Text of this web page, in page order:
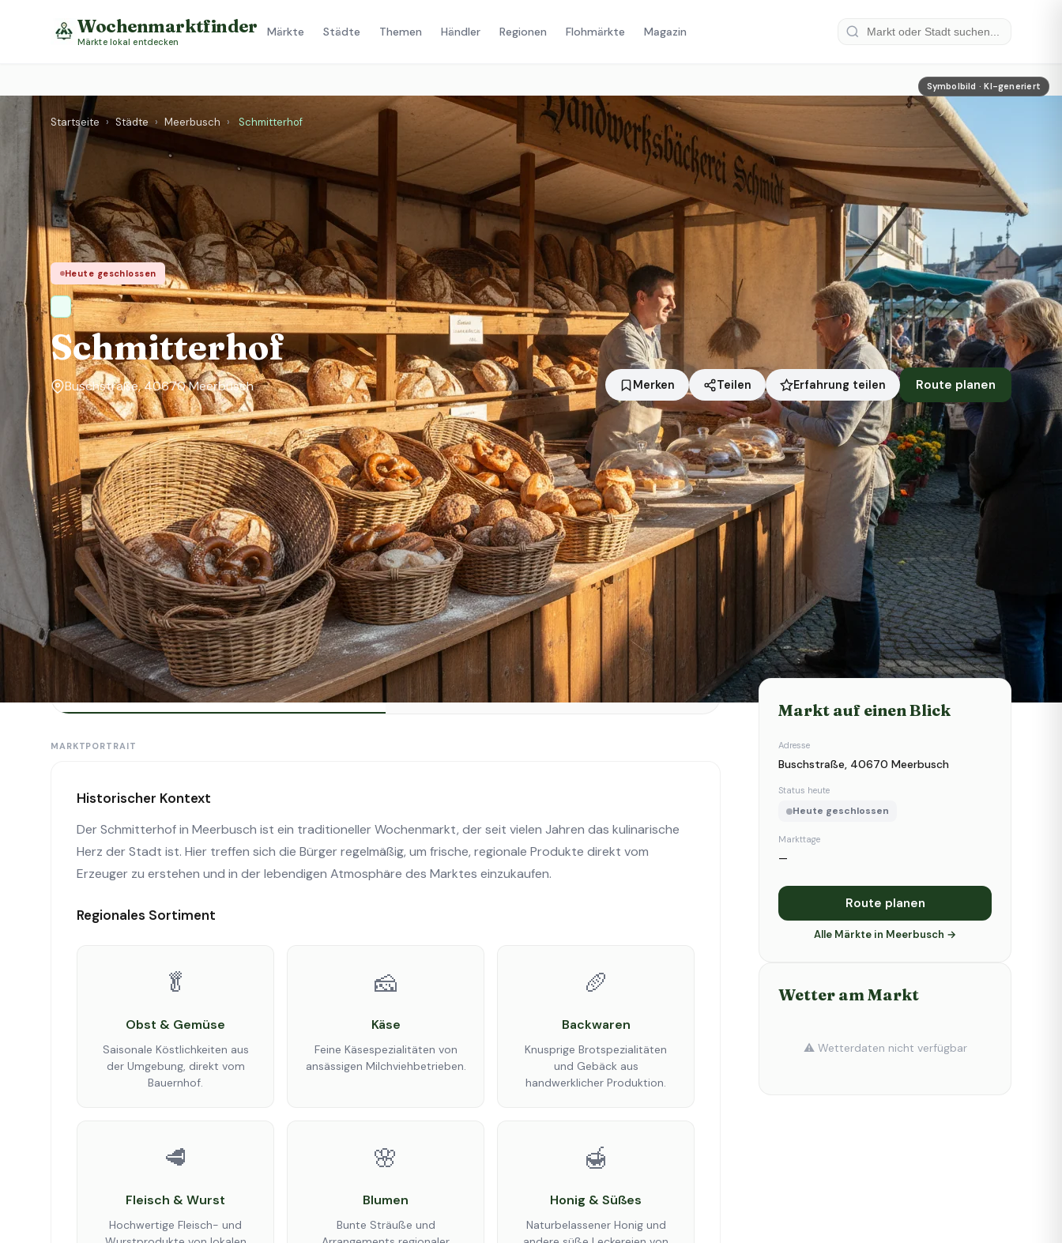
Wochenmarktfinder
Märkte lokal entdecken
Märkte Städte Themen Händler Regionen Flohmärkte Magazin
Symbolbild · KI-generiert
Startseite › Städte › Meerbusch › Schmitterhof
Heute geschlossen
Schmitterhof
Buschstraße, 40670 Meerbusch Merken Teilen Erfahrung teilen Route planen
Symbolbild · KI-generiert
Markttage
—
Standort
Meerbusch
Status heute
Heute geschlossen
Über den Markt Händler
MARKTPORTRAIT
Historischer Kontext
Der Schmitterhof in Meerbusch ist ein traditioneller Wochenmarkt, der seit vielen Jahren das kulinarische
Herz der Stadt ist. Hier treffen sich die Bürger regelmäßig, um frische, regionale Produkte direkt vom
Erzeuger zu erstehen und in der lebendigen Atmosphäre des Marktes einzukaufen.
Regionales Sortiment
🥬
Obst & Gemüse
Saisonale Köstlichkeiten aus
der Umgebung, direkt vom
Bauernhof.
🧀
Käse
Feine Käsespezialitäten von
ansässigen Milchviehbetrieben.
🥖
Backwaren
Knusprige Brotspezialitäten
und Gebäck aus
handwerklicher Produktion.
🥩
Fleisch & Wurst
Hochwertige Fleisch- und
🌸
Blumen
Bunte Sträuße und
🍯
Honig & Süßes
Naturbelassener Honig und
Markt auf einen Blick
Adresse
Buschstraße, 40670 Meerbusch
Status heute
Heute geschlossen
Markttage
—
Route planen
Alle Märkte in Meerbusch →
Wetter am Markt
⚠️ Wetterdaten nicht verfügbar